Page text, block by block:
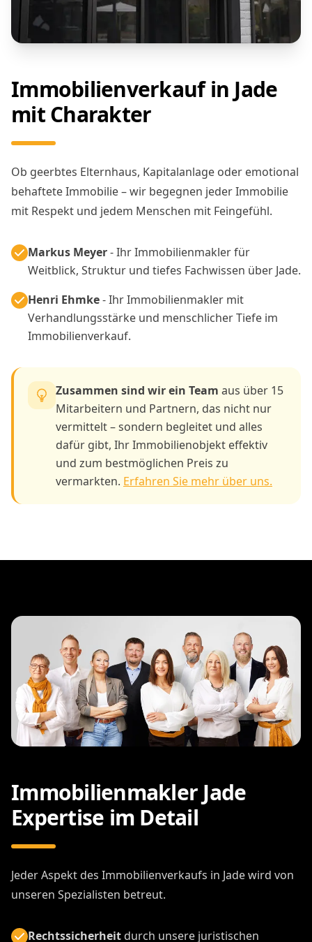
Immobilienverkauf in Jade
mit Charakter
Ob geerbtes Elternhaus, Kapitalanlage oder emotional
behaftete Immobilie – wir begegnen jeder Immobilie
mit Respekt und jedem Menschen mit Feingefühl.
Markus Meyer- Ihr Immobilienmakler für
Weitblick, Struktur und tiefes Fachwissen über Jade.
Henri Ehmke- Ihr Immobilienmakler mit
Verhandlungsstärke und menschlicher Tiefe im
Immobilienverkauf.
Zusammen sind wir ein Team aus über 15
Mitarbeitern und Partnern, das nicht nur
vermittelt – sondern begleitet und alles
dafür gibt, Ihr Immobilienobjekt effektiv
und zum bestmöglichen Preis zu
vermarkten. Erfahren Sie mehr über uns.
Immobilienmakler Jade
Expertise im Detail
Jeder Aspekt des Immobilienverkaufs in Jade wird von
unseren Spezialisten betreut.
Rechtssicherheitdurch unsere juristischen